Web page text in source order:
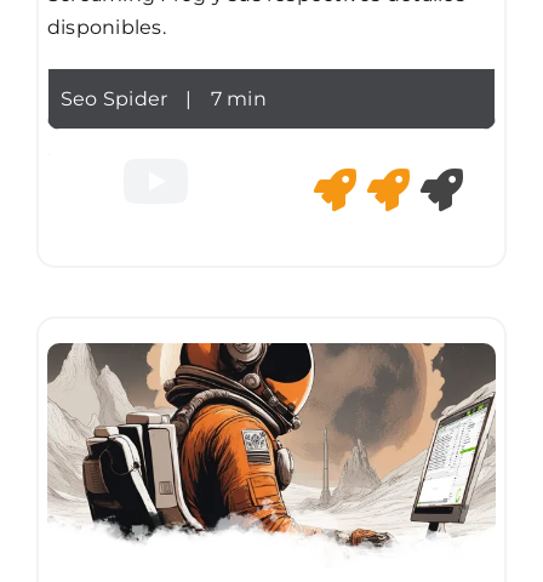
disponibles.
Seo Spider | 7 min